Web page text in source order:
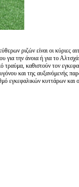
ριζών είναι οι κύριες
για την άνοια ή για το
καθιστούν τον
και της αυξανόμενής
εγκεφαλικών κυττάρων